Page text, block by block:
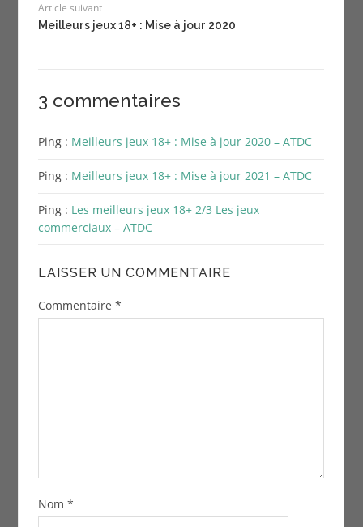
Article suivant
Meilleurs jeux 18+ : Mise à jour 2020
3 commentaires
Ping : Meilleurs jeux 18+ : Mise à jour 2020 – ATDC
Ping : Meilleurs jeux 18+ : Mise à jour 2021 – ATDC
Ping : Les meilleurs jeux 18+ 2/3 Les jeux
commerciaux – ATDC
LAISSER UN COMMENTAIRE
Commentaire *
Nom *